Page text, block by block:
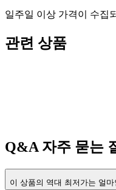
일주일 이상 가격이 수집
관련 상품
Q&A자주 묻는
이 상품의 역대 최저가는 얼마